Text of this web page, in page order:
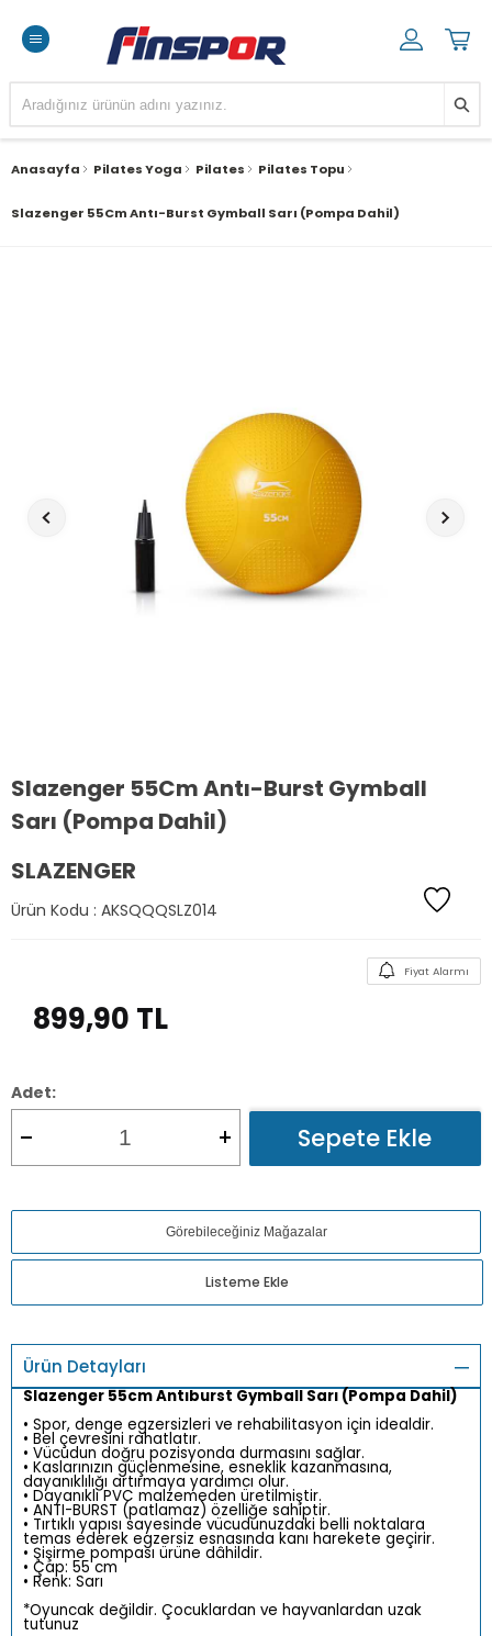
Anasayfa Pilates Yoga Pilates Pilates Topu
Slazenger 55Cm Antı-Burst Gymball Sarı (Pompa Dahil)
Slazenger 55Cm Antı-Burst Gymball
Sarı (Pompa Dahil)
SLAZENGER
Ürün Kodu : AKSQQQSLZ014
Fiyat Alarmı
899,90 TL
Adet:
Sepete Ekle
Görebileceğiniz Mağazalar
Listeme Ekle
Ürün Detayları
Slazenger 55cm Antıburst Gymball Sarı (Pompa Dahil)
• Spor, denge egzersizleri ve rehabilitasyon için idealdir.
• Bel çevresini rahatlatır.
• Vücudun doğru pozisyonda durmasını sağlar.
• Kaslarınızın güçlenmesine, esneklik kazanmasına,
dayanıklılığı artırmaya yardımcı olur.
• Dayanıklı PVC malzemeden üretilmiştir.
• ANTI-BURST (patlamaz) özelliğe sahiptir.
• Tırtıklı yapısı sayesinde vücudunuzdaki belli noktalara
temas ederek egzersiz esnasında kanı harekete geçirir.
• Şişirme pompası ürüne dâhildir.
• Çap: 55 cm
• Renk: Sarı
*Oyuncak değildir. Çocuklardan ve hayvanlardan uzak
tutunuz